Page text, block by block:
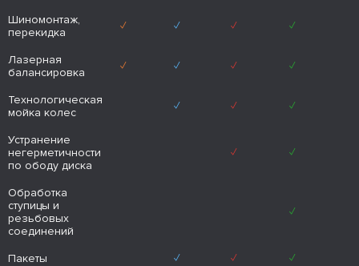
Шиномонтаж,
перекидка
✓ ✓ ✓ ✓
Лазерная
балансировка
✓ ✓ ✓ ✓
Технологическая
мойка колес
✓ ✓ ✓
Устранение
негерметичности
по ободу диска
✓ ✓
Обработка
ступицы и
резьбовых
соединений
✓
Пакеты ✓ ✓ ✓